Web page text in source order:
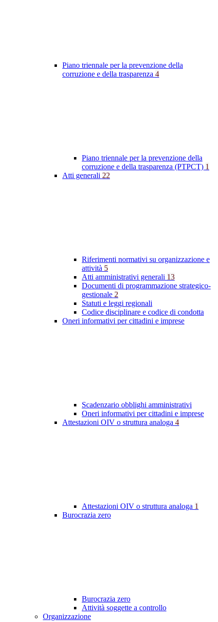
Piano triennale per la prevenzione della
corruzione e della trasparenza 4
Piano triennale per la prevenzione della
corruzione e della trasparenza (PTPCT) 1
Atti generali 22
Riferimenti normativi su organizzazione e
attività 5
Atti amministrativi generali 13
Documenti di programmazione strategico-
gestionale 2
Statuti e leggi regionali
Codice disciplinare e codice di condotta
Oneri informativi per cittadini e imprese
Scadenzario obblighi amministrativi
Oneri informativi per cittadini e imprese
Attestazioni OIV o struttura analoga 4
Attestazioni OIV o struttura analoga 1
Burocrazia zero
Burocrazia zero
Attività soggette a controllo
Organizzazione